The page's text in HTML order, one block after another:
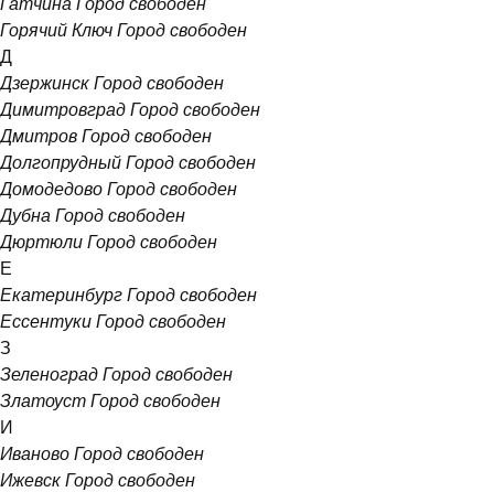
Гатчина Город свободен
Горячий Ключ Город свободен
Д
Дзержинск Город свободен
Димитровград Город свободен
Дмитров Город свободен
Долгопрудный Город свободен
Домодедово Город свободен
Дубна Город свободен
Дюртюли Город свободен
Е
Екатеринбург Город свободен
Ессентуки Город свободен
З
Зеленоград Город свободен
Златоуст Город свободен
И
Иваново Город свободен
Ижевск Город свободен